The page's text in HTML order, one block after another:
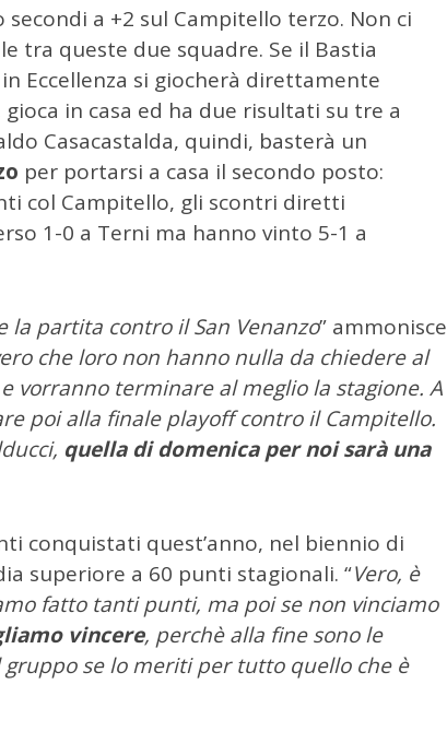
a +2 sul Campitello terzo. Non ci
tra queste due squadre. Se il Bastia
Eccellenza si giocherà direttamente
in casa ed ha due risultati su tre a
Casacastalda, quindi, basterà un
per portarsi a casa il secondo posto:
col Campitello, gli scontri diretti
1-0 a Terni ma hanno vinto 5-1 a
partita contro il San Venanzo” ammonisce
che loro non hanno nulla da chiedere al
vorranno terminare al meglio la stagione. A
poi alla finale playoff contro il Campitello.
quella di domenica per noi sarà una
conquistati quest’anno, nel biennio di
superiore a 60 punti stagionali. “Vero, è
fatto tanti punti, ma poi se non vinciamo
vincere, perchè alla fine sono le
se lo meriti per tutto quello che è